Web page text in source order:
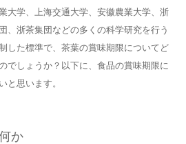
大学、上海交通大学、安徽農業大学、浙
、浙茶集団などの多くの科学研究を行う
した標準で、茶葉の賞味期限についてど
でしょうか？以下に、食品の賞味期限に
と思います。
か